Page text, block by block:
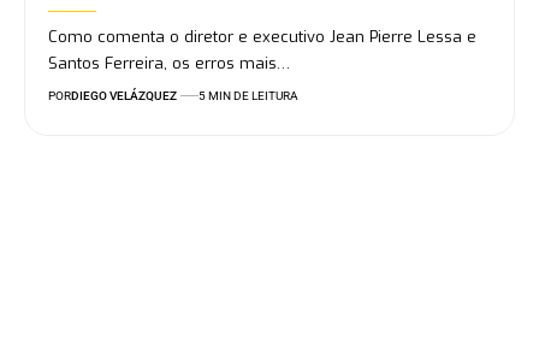
Como comenta o diretor e executivo Jean Pierre Lessa e
Santos Ferreira, os erros mais…
PORDIEGO VELÁZQUEZ 5 MIN DE LEITURA